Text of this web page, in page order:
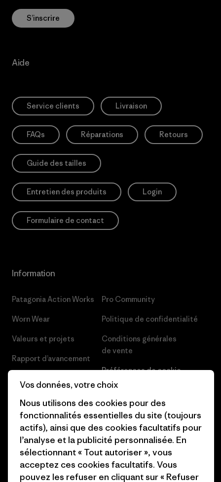
S’inscrire
Aide
Service clients Livraison
FAQs Réparations Retours
Guide des tailles
Entretien des produits Login
Formulaire de contact
Information
Patagonia Action Works
Worn Wear
Valeurs et projets
Rapport d’avancement
Objectifs climatiques
1% For The Planet
Comment nous
finançons
Cartes cadeaux
Pro Community
Politique de confidentialité
Conditions générales
de vente
Préférences de cookie
Carrières
Presse et media
Industry program
Programme d’affiliation
Patagonia Belgique Plan du
Vos données, votre choix
Nous utilisons des cookies pour des
fonctionnalités essentielles du site (toujours
actifs), ainsi que des cookies facultatifs pour
l’analyse et la publicité personnalisée. En
sélectionnant « Tout autoriser », vous
acceptez ces cookies facultatifs. Vous
pouvez les refuser en cliquant sur « Refuser